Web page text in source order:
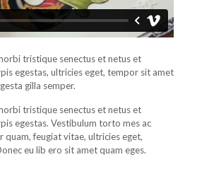
tristique senectus et netus et
egestas, ultricies eget, tempor sit amet
gilla semper.
tristique senectus et netus et
egestas. Vestibulum torto mes ac
quam, feugiat vitae, ultricies eget,
eu lib ero sit amet quam eges.